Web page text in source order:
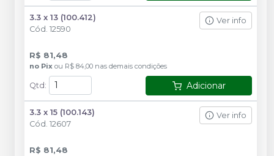
3.3 x 13 (100.412)
Cód. 12590
Ver info
R$ 81,48
no Pix ou R$ 84,00 nas demais condições
Qtd : Adicionar
3.3 x 15 (100.143)
Cód. 12607
Ver info
R$ 81,48